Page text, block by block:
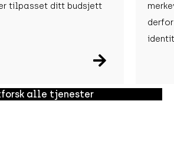
tilpasset ditt budsjett
alle tjenester